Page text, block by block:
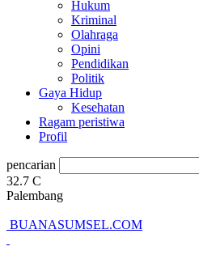
Hukum
Kriminal
Olahraga
Opini
Pendidikan
Politik
Gaya Hidup
Kesehatan
Ragam peristiwa
Profil
pencarian
32.7 C
Palembang
BUANASUMSEL.COM